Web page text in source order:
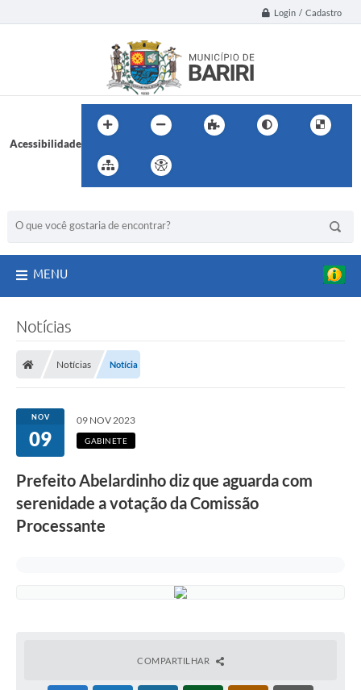
Login / Cadastro
Acessibilidade
MENU
Notícias
Notícias Notícia
NOV
09
09 NOV 2023
GABINETE
Prefeito Abelardinho diz que aguarda com
serenidade a votação da Comissão
Processante
COMPARTILHAR